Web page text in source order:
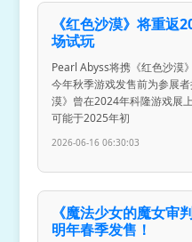
《红色沙漠》将重返
场试玩
Pearl Abyss将携《红色沙漠
今年秋季游戏发售前为参展
漠》曾在2024年科隆游戏展
可能于2025年初
2026-06-16 06:30:03
《魔法少女的魔女审
明年春季发售！